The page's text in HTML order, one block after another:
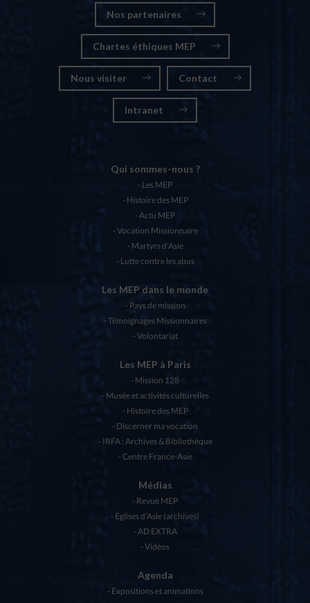
Nos partenaires
Chartes éthiques MEP
Nous visiter Contact
Intranet
Qui sommes-nous ?
Les MEP
Histoire des MEP
Actu MEP
Vocation Missionnaire
Martyrs d’Asie
Lutte contre les abus
Les MEP dans le monde
Pays de mission
Témoignages Missionnaires
Volontariat
Les MEP à Paris
Mission 128
Musée et activités culturelles
Histoire des MEP
Discerner ma vocation
IRFA : Archives & Bibliothèque
Centre France-Asie
Médias
Revue MEP
Eglises d’Asie (archives)
AD EXTRA
Vidéos
Agenda
Expositions et animations